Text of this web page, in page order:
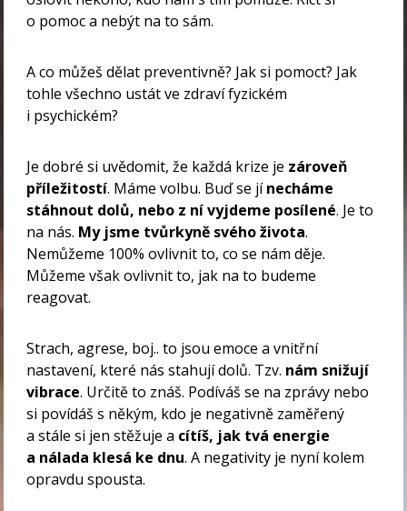
o pomoc a nebýt na to sám.
A co můžeš dělat preventivně? Jak si pomoct? Jak
tohle všechno ustát ve zdraví fyzickém
i psychickém?
Je dobré si uvědomit, že každá krize je zároveň
příležitostí. Máme volbu. Buď se jínecháme
stáhnout dolů, nebo z ní vyjdeme posílené. Je to
na nás. My jsme tvůrkyně svého života.
Nemůžeme 100% ovlivnit to, co se nám děje.
Můžeme však ovlivnit to, jak na to budeme
reagovat.
Strach, agrese, boj.. to jsou emoce a vnitřní
nastavení, které nás stahují dolů. Tzv. nám snižují
vibrace. Určitě to znáš. Podíváš se na zprávy nebo
si povídáš s někým, kdo je negativně zaměřený
a stále si jen stěžuje a cítíš, jak tvá energie
a nálada klesá ke dnu. A negativity je nyní kolem
opravdu spousta.